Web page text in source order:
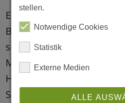
Ein einladendes Foyer,
Besprechungsräume,
sogar ein Garten bieten
Möglichkeit, Beratungs-
Hilfeplangespräche zu
Seminare anzubieten und
stellen.
Notwendige Cookies
Statistik
Externe Medien
ALLE